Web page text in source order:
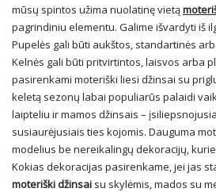
mūsų spintos užima nuolatinę vietą
pagrindiniu elementu. Galime išvardyti iš
Pupelės gali būti aukštos, standartinės
Kelnės gali būti pritvirtintos, laisvos arba
pasirenkami moteriški liesi džinsai su
keletą sezonų labai populiarūs palaidi
laipteliu ir mamos džinsais –
susiaurėjusiais ties kojomis. Dauguma
modelius be nereikalingų dekoracijų,
Kokias dekoracijas pasirenkame, jei jas
moteriški džinsai su skylėmis, mados su